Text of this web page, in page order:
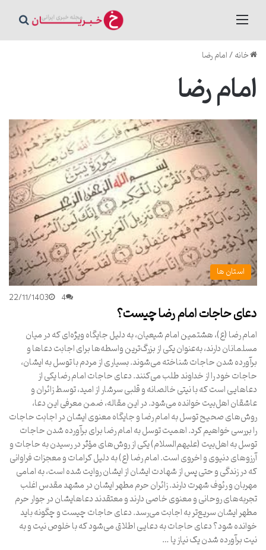
منو
خانه/امام رضا
امام رضا
استان ها
22/11/1403 4
دعای حاجات امام رضا چیست؟
امام رضا (ع)، هشتمین امام شیعیان، به دلیل جایگاه ویژه‌ای که در میان
مسلمانان دارند، به‌عنوان یکی از بزرگ‌ترین واسطه‌ها برای اجابت دعاها و
برآورده شدن حاجات شناخته می‌شوند. بسیاری از مردم با توسل به ایشان،
حاجات خود را از خداوند طلب می‌کنند. دعای حاجات امام رضا یکی از
دعاهایی است که با نیتی خالصانه و قلبی سرشار از امید، توسط زائران و
عاشقان اهل‌بیت خوانده می‌شود. در این مقاله، ضمن معرفی این دعا،
روش‌های صحیح توسل به امام رضا و جایگاه معنوی ایشان در اجابت حاجات
را بررسی خواهیم کرد. اهمیت توسل به امام رضا برای برآورده شدن حاجات
توسل به اهل‌بیت (علیهم‌السلام) یکی از روش‌های مؤثر در رسیدن به حاجات و
آرزوهای دنیوی و اخروی است. امام رضا (ع) به دلیل کرامات و معجزات فراوانی
که در زندگی و حتی پس از شهادت ایشان از ایشان روایت شده است، به امامی
مهربان و رئوف شهرت دارند. زائران حرم مطهر ایشان در مشهد مقدس اغلب
تجربه‌های روحانی و معنوی خاصی دارند و معتقدند دعاهایشان در جوار حرم
مطهر ایشان سریع‌تر به اجابت می‌رسد. دعای حاجات چیست و چگونه باید
خوانده شود؟ دعای حاجات به دعایی اطلاق می‌شود که با خلوص نیت و به
نیت برآورده شدن یک نیاز یا …